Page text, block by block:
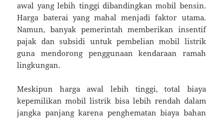
awal yang lebih tinggi dibandingkan mobil bensin.
Harga baterai yang mahal menjadi faktor utama.
Namun, banyak pemerintah memberikan insentif
pajak dan subsidi untuk pembelian mobil listrik
guna mendorong penggunaan kendaraan ramah
lingkungan.
Meskipun harga awal lebih tinggi, total biaya
kepemilikan mobil listrik bisa lebih rendah dalam
jangka panjang karena penghematan biaya bahan